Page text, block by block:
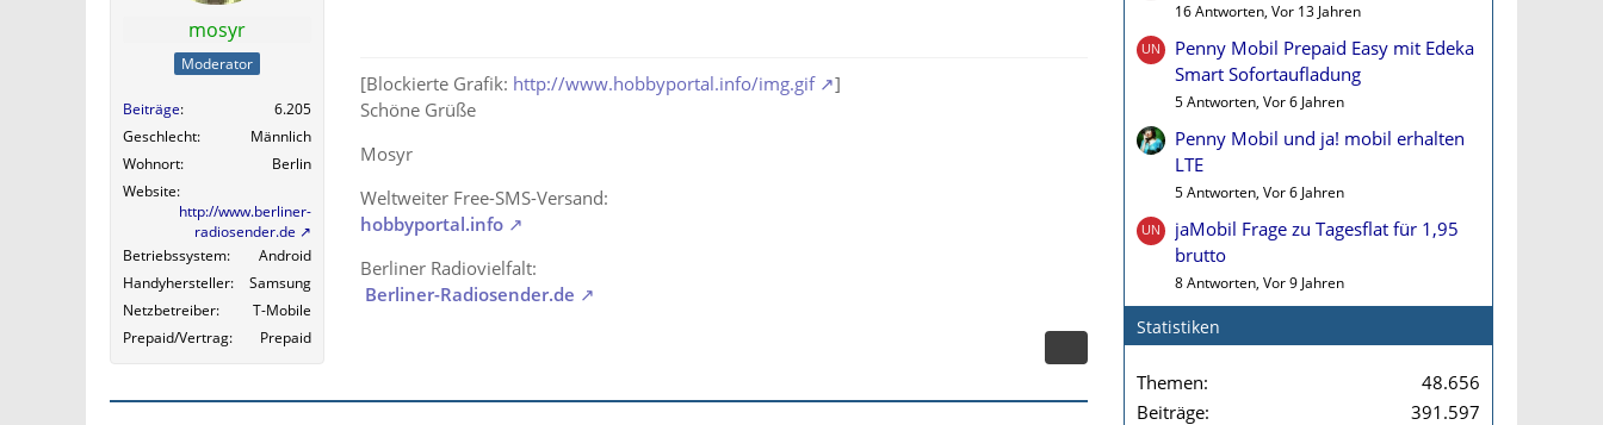
mosyr
Moderator
Beiträge
6.205
Geschlecht
Männlich
Wohnort
Berlin
Website
http://www.berliner-
radiosender.de
Betriebssystem
Android
Handyhersteller
Samsung
Netzbetreiber
T-Mobile
Prepaid/Vertrag
Prepaid
[Blockierte Grafik: http://www.hobbyportal.info/img.gif
]
Schöne Grüße
Mosyr
Weltweiter Free-SMS-Versand:
hobbyportal.info
Berliner Radiovielfalt:
Berliner-Radiosender.de
16 Antworten, Vor 13 Jahren
Penny Mobil Prepaid Easy mit Edeka
Smart Sofortaufladung
5 Antworten, Vor 6 Jahren
Penny Mobil und ja! mobil erhalten
LTE
5 Antworten, Vor 6 Jahren
jaMobil Frage zu Tagesflat für 1,95
brutto
8 Antworten, Vor 9 Jahren
Statistiken
Themen
48.656
Beiträge
391.597